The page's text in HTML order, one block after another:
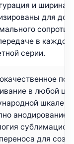
и ширина
для
в каждой
серии.
в любой
шкале
анодирование и
для